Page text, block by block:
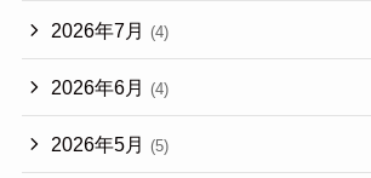
2026年7月 (4)
2026年6月 (4)
2026年5月 (5)